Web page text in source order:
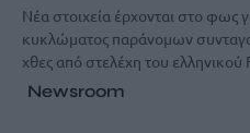
Νέα στοιχεία έρχονται στο φως
κυκλώματος παράνομων
χθες από στελέχη του
Newsroom